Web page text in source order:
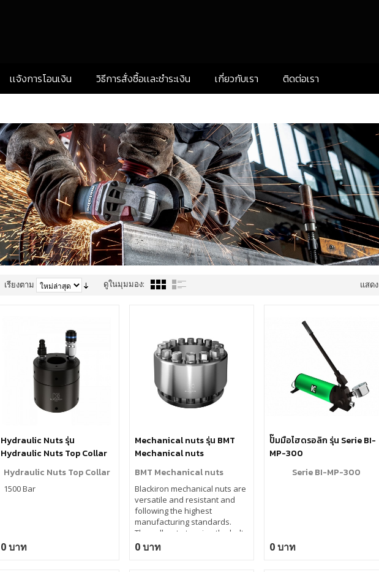
เเจ้งการโอนเงิน วิธีการสั่งซื้อเเละชำระเงิน เกี่ยวกับเรา ติดต่อเรา
เรียงตาม ดูในมุมมอง: แสดง
Hydraulic Nuts รุ่น
Hydraulic Nuts Top Collar
Hydraulic Nuts Top Collar
1500 Bar
0 บาท
Mechanical nuts รุ่น BMT
Mechanical nuts
BMT Mechanical nuts
Blackiron mechanical nuts are
versatile and resistant and
following the highest
manufacturing standards.
They allow to tension the bolts
without the use of
0 บาท
ปั๊มมือไฮดรอลิก รุ่น Serie BI-
MP-300
Serie BI-MP-300
0 บาท